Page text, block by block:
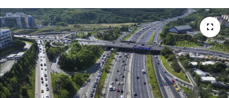
Magazin
Müzik
Piyasa